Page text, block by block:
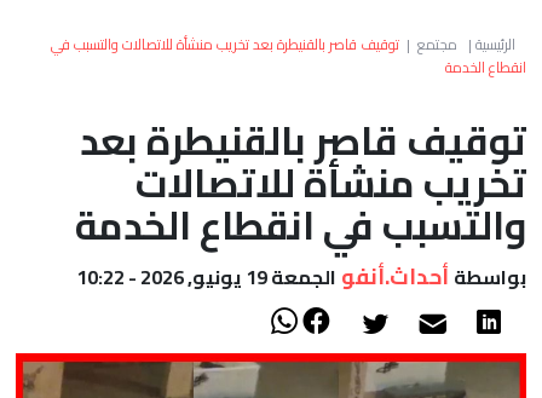
العالم
الصحراء
الرئيسية| مجتمع | توقيف قاصر بالقنيطرة بعد تخريب منشأة للاتصالات والتسبب في
انقطاع الخدمة
توقيف قاصر بالقنيطرة بعد
تخريب منشأة للاتصالات
والتسبب في انقطاع الخدمة
بواسطة أحداث.أنفو الجمعة 19 يونيو, 2026 - 10:22